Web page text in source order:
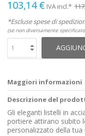
103,14 € IVA incl.*
*Escluse spese di
(se non diversamente
Maggiori informazioni
Descrizione del
Gli eleganti listelli in
portiere attirano subito
personalizzato della tua